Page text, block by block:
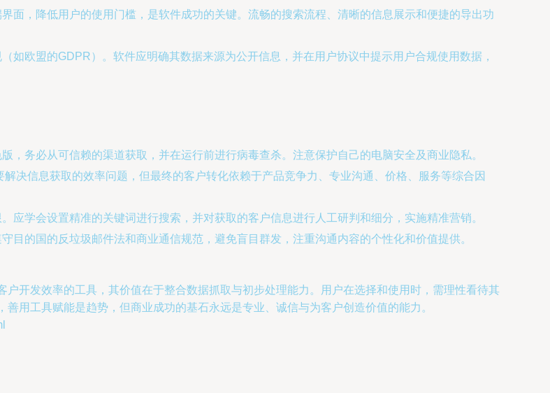
面，降低用户的使用门槛，是软件成功的关键。流畅的搜索流程、清晰的信息展示和便捷的导出功
如欧盟的GDPR）。软件应明确其数据来源为公开信息，并在用户协议中提示用户合规使用数据，
，务必从可信赖的渠道获取，并在运行前进行病毒查杀。注意保护自己的电脑安全及商业隐私。
解决信息获取的效率问题，但最终的客户转化依赖于产品竞争力、专业沟通、价格、服务等综合因
应学会设置精准的关键词进行搜索，并对获取的客户信息进行人工研判和细分，实施精准营销。
目的国的反垃圾邮件法和商业通信规范，避免盲目群发，注重沟通内容的个性化和价值提供。
开发效率的工具，其价值在于整合数据抓取与初步处理能力。用户在选择和使用时，需理性看待其
用工具赋能是趋势，但商业成功的基石永远是专业、诚信与为客户创造价值的能力。